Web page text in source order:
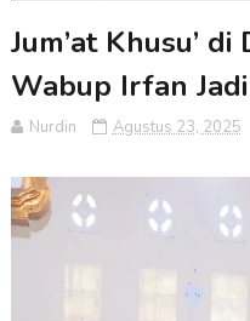
Jum’at Khusu’
Wabup Irfan
Nurdin Agustus 23, 2025